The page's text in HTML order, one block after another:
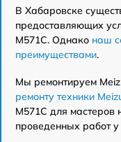
В Хабаровске
предоставляющих
M571C. Однако наш
преимуществами.
Мы ремонтируем
ремонту техники
M571C для мастеров
проведенных работ у